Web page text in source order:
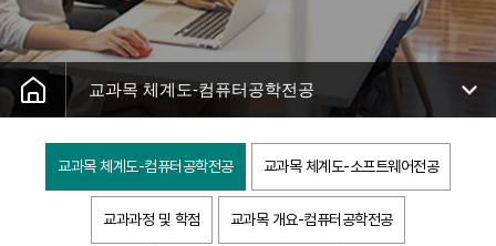
교과목 체계도-컴퓨터공학전공
교과목 체계도-컴퓨터공학전공 교과목 체계도-소프트웨어전공
교과과정 및 학점 교과목 개요-컴퓨터공학전공